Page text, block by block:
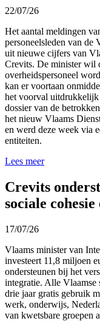
22/07/26
Het aantal meldingen
personeelsleden van de
uit nieuwe cijfers van
Crevits. De minister wil
overheidspersoneel
kan er voortaan
het voorval uitdrukkelijk
dossier van de
het nieuw Vlaams
en werd deze week via
entiteiten.
Lees meer
Crevits
sociale
17/07/26
Vlaams minister van
investeert 11,8 miljoen
ondersteunen bij het
integratie. Alle Vlaamse
drie jaar gratis gebruik
werk, onderwijs,
van kwetsbare groepen